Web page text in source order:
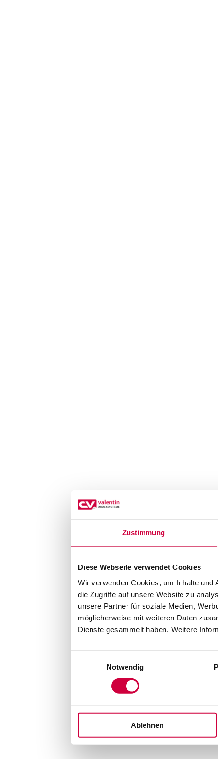
Zustimmung
Diese Webseite verwendet Cookies
Wir verwenden Cookies, um Inhalte und
die Zugriffe auf unsere Website zu
unsere Partner für soziale Medien,
möglicherweise mit weiteren Daten
Dienste gesammelt haben. Weitere
Notwendig
Ablehnen